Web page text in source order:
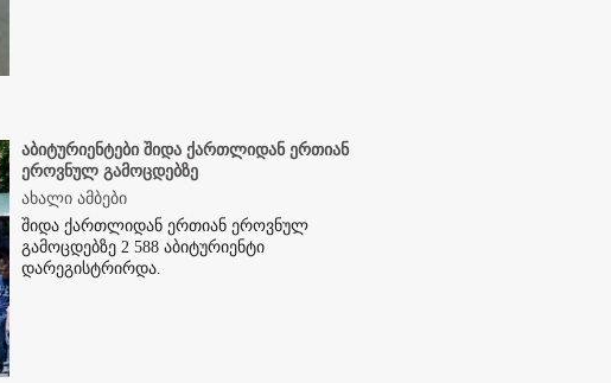
აბიტურიენტები შიდა ქართლიდან ერთიან
ეროვნულ გამოცდებზე
ახალი ამბები
შიდა ქართლიდან ერთიან ეროვნულ
გამოცდებზე 2 588 აბიტურიენტი
დარეგისტრირდა.